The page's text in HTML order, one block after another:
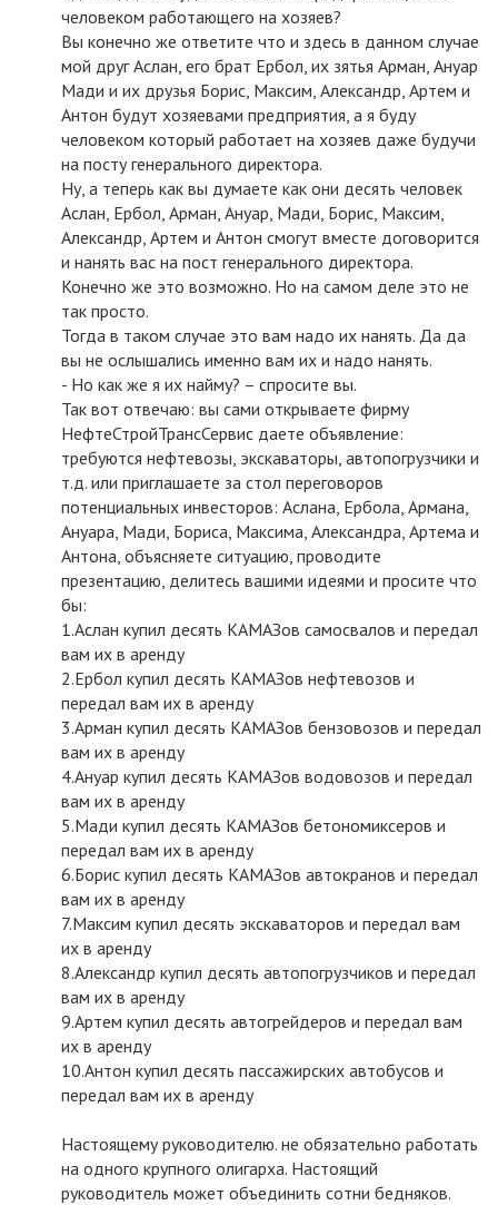
человеком работающего на хозяев?
Вы конечно же ответите что и здесь в данном случае
мой друг Аслан, его брат Ербол, их зятья Арман, Ануар
Мади и их друзья Борис, Максим, Александр, Артем и
Антон будут хозяевами предприятия, а я буду
человеком который работает на хозяев даже будучи
на посту генерального директора.
Ну, а теперь как вы думаете как они десять человек
Аслан, Ербол, Арман, Ануар, Мади, Борис, Максим,
Александр, Артем и Антон смогут вместе договорится
и нанять вас на пост генерального директора.
Конечно же это возможно. Но на самом деле это не
так просто.
Тогда в таком случае это вам надо их нанять. Да да
вы не ослышались именно вам их и надо нанять.
- Но как же я их найму? – спросите вы.
Так вот отвечаю: вы сами открываете фирму
НефтеСтройТрансСервис даете объявление:
требуются нефтевозы, экскаваторы, автопогрузчики и
т.д. или приглашаете за стол переговоров
потенциальных инвесторов: Аслана, Ербола, Армана,
Ануара, Мади, Бориса, Максима, Александра, Артема и
Антона, объясняете ситуацию, проводите
презентацию, делитесь вашими идеями и просите что
бы:
1.Аслан купил десять КАМАЗов самосвалов и передал
вам их в аренду
2.Ербол купил десять КАМАЗов нефтевозов и
передал вам их в аренду
3.Арман купил десять КАМАЗов бензовозов и передал
вам их в аренду
4.Ануар купил десять КАМАЗов водовозов и передал
вам их в аренду
5.Мади купил десять КАМАЗов бетономиксеров и
передал вам их в аренду
6.Борис купил десять КАМАЗов автокранов и передал
вам их в аренду
7.Максим купил десять экскаваторов и передал вам
их в аренду
8.Александр купил десять автопогрузчиков и передал
вам их в аренду
9.Артем купил десять автогрейдеров и передал вам
их в аренду
10.Антон купил десять пассажирских автобусов и
передал вам их в аренду
Настоящему руководителю. не обязательно работать
на одного крупного олигарха. Настоящий
руководитель может объединить сотни бедняков.